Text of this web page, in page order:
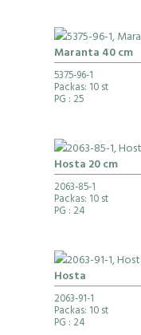
Maranta 40 cm
5375-96-1
Packas: 10 st
PG : 25
Hosta 20 cm
2063-85-1
Packas: 10 st
PG : 24
Hosta
2063-91-1
Packas: 10 st
PG : 24